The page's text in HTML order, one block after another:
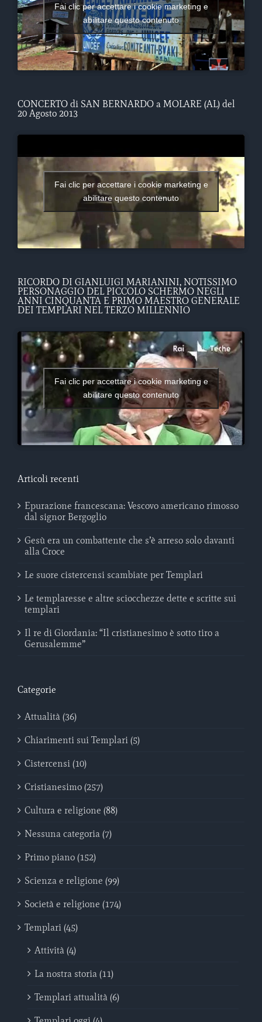
Fai clic per accettare i cookie marketing e
abilitare questo contenuto
CONCERTO di SAN BERNARDO a MOLARE (AL) del
20 Agosto 2013
Fai clic per accettare i cookie marketing e
abilitare questo contenuto
RICORDO DI GIANLUIGI MARIANINI, NOTISSIMO
PERSONAGGIO DEL PICCOLO SCHERMO NEGLI
ANNI CINQUANTA E PRIMO MAESTRO GENERALE
DEI TEMPLARI NEL TERZO MILLENNIO
Fai clic per accettare i cookie marketing e
abilitare questo contenuto
Articoli recenti
Epurazione francescana: Vescovo americano rimosso
dal signor Bergoglio
Gesù era un combattente che s’è arreso solo davanti
alla Croce
Le suore cistercensi scambiate per Templari
Le templaresse e altre sciocchezze dette e scritte sui
templari
Il re di Giordania: “Il cristianesimo è sotto tiro a
Gerusalemme”
Categorie
Attualità (36)
Chiarimenti sui Templari (5)
Cistercensi (10)
Cristianesimo (257)
Cultura e religione (88)
Nessuna categoria (7)
Primo piano (152)
Scienza e religione (99)
Società e religione (174)
Templari (45)
Attività (4)
La nostra storia (11)
Templari attualità (6)